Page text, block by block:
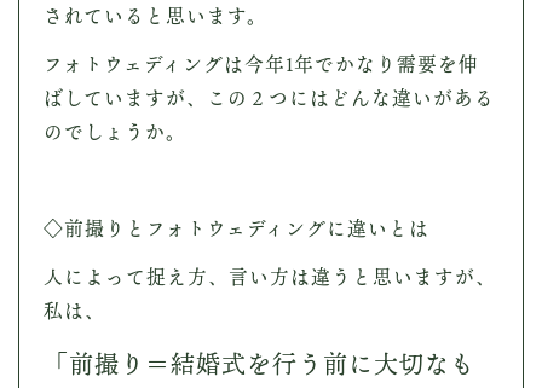
されていると思います。
フォトウェディングは今年1年でかなり需要を伸
ばしていますが、この２つにはどんな違いがある
のでしょうか。
◇前撮りとフォトウェディングに違いとは
人によって捉え方、言い方は違うと思いますが、
私は、
「前撮り＝結婚式を行う前に大切なも